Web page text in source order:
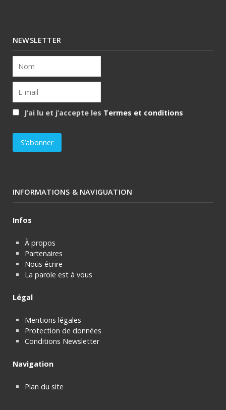
NEWSLETTER
J’ai lu et j’accepte les Termes et conditions
INFORMATIONS & NAVIGUATION
Infos
À propos
Partenaires
Nous écrire
La parole est à vous
Légal
Mentions légales
Protection de données
Conditions Newsletter
Navigation
Plan du site